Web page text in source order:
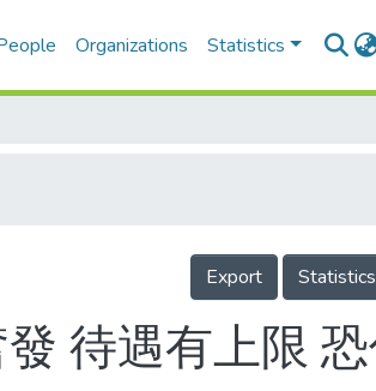
Organizations Statistics
Export Statistics
待遇有上限